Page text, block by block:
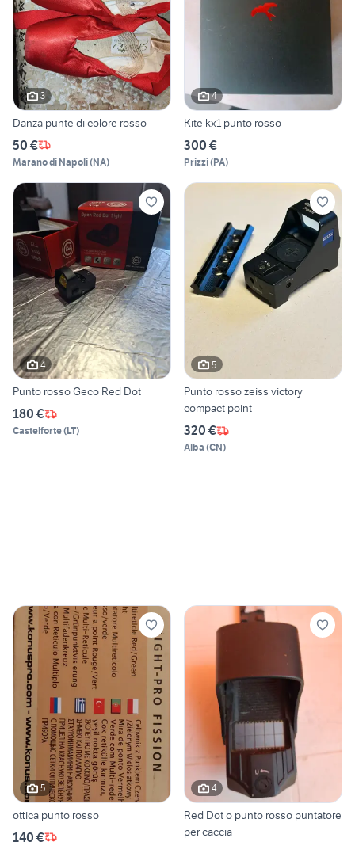
3
Danza punte di colore rosso
50 €
Marano di Napoli(NA)
4
Kite kx1 punto rosso
300 €
Prizzi(PA)
4
Punto rosso Geco Red Dot
180 €
Castelforte(LT)
5
Punto rosso zeiss victory
compact point
320 €
Alba (CN)
5
ottica punto rosso
140 €
4
Red Dot o punto rosso puntatore
per caccia